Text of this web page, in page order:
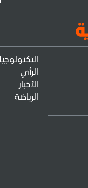
التكنولوجيا
الرأي
الأخبار
الرياضة